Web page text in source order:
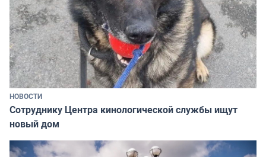
НОВОСТИ
Сотруднику Центра кинологической службы ищут
новый дом